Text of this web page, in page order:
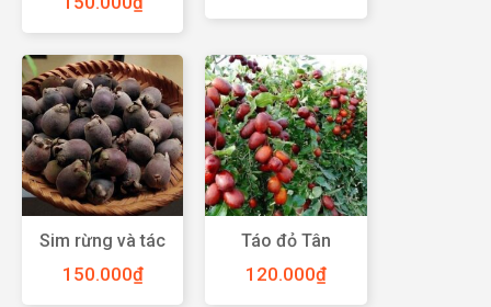
trong “thần dược
Sim rừng và tác
dụng quý cho
con người
150.000₫
Táo đỏ Tân
Cương
120.000₫